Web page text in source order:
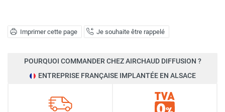
Imprimer cette page Je souhaite être rappelé
POURQUOI COMMANDER CHEZ AIRCHAUD DIFFUSION ?
ENTREPRISE FRANÇAISE IMPLANTÉE EN ALSACE